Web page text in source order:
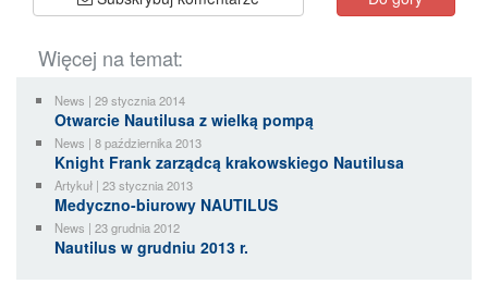
Więcej na temat:
News | 29 stycznia 2014
Otwarcie Nautilusa z wielką pompą
News | 8 października 2013
Knight Frank zarządcą krakowskiego Nautilusa
Artykuł | 23 stycznia 2013
Medyczno-biurowy NAUTILUS
News | 23 grudnia 2012
Nautilus w grudniu 2013 r.